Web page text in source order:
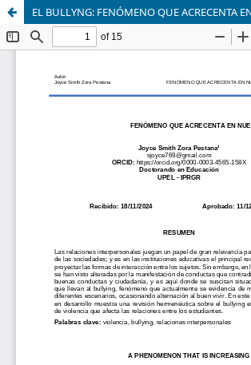
EL BULLYNG: FENÓMENO QUE ACRECENTA